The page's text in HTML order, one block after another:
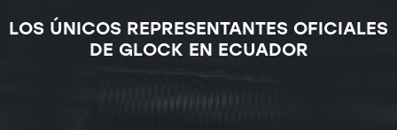
LOS ÚNICOS REPRESENTANTES OFICIALES
DE GLOCK EN ECUADOR